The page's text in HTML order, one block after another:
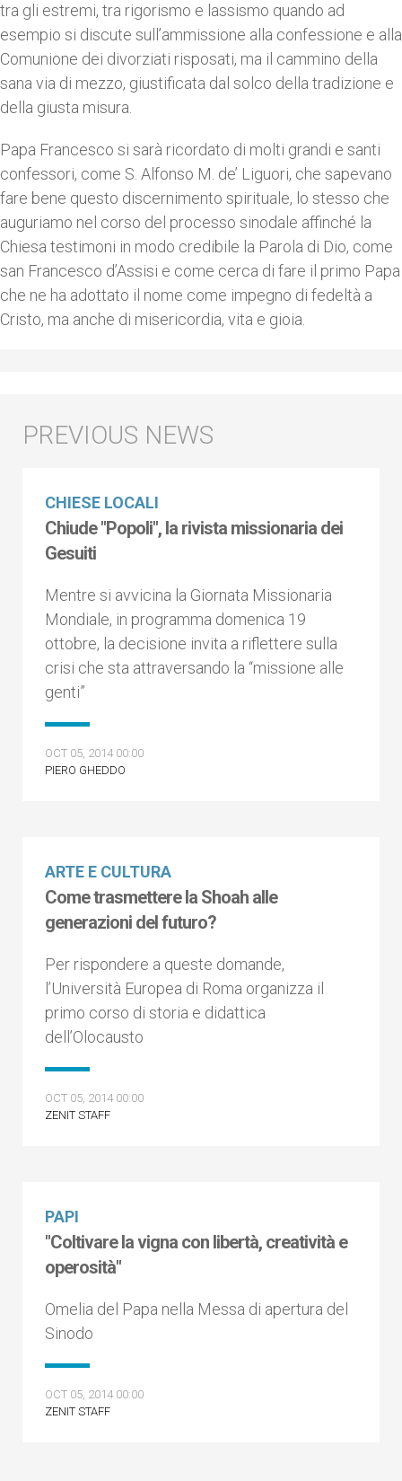
tra gli estremi, tra rigorismo e lassismo quando ad
esempio si discute sull’ammissione alla confessione e alla
Comunione dei divorziati risposati, ma il cammino della
sana via di mezzo, giustificata dal solco della tradizione e
della giusta misura.
Papa Francesco si sarà ricordato di molti grandi e santi
confessori, come S. Alfonso M. de’ Liguori, che sapevano
fare bene questo discernimento spirituale, lo stesso che
auguriamo nel corso del processo sinodale affinché la
Chiesa testimoni in modo credibile la Parola di Dio, come
san Francesco d’Assisi e come cerca di fare il primo Papa
che ne ha adottato il nome come impegno di fedeltà a
Cristo, ma anche di misericordia, vita e gioia.
CHIESE LOCALI
Chiude "Popoli", la rivista missionaria dei
Gesuiti
Mentre si avvicina la Giornata Missionaria
Mondiale, in programma domenica 19
ottobre, la decisione invita a riflettere sulla
crisi che sta attraversando la “missione alle
genti”
OCT 05, 2014 00:00
PIERO GHEDDO
ARTE E CULTURA
Come trasmettere la Shoah alle
generazioni del futuro?
Per rispondere a queste domande,
l’Università Europea di Roma organizza il
primo corso di storia e didattica
dell’Olocausto
OCT 05, 2014 00:00
ZENIT STAFF
PAPI
"Coltivare la vigna con libertà, creatività e
operosità"
Omelia del Papa nella Messa di apertura del
Sinodo
OCT 05, 2014 00:00
ZENIT STAFF